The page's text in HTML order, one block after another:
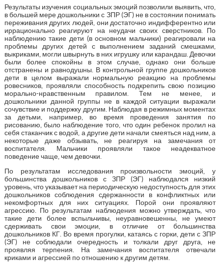
Результаты изучения социальных эмоций позволили выявить, что,
в большей мере дошкольники с ЗПР (ЭГ) не в состоянии понимать
переживания других людей, они достаточно индифферентно или
иррационально реагируют на неудачи своих сверстников. По
наблюдению такие дети (в основном мальчики) реагировали на
проблемы других детей с выполнением заданий смешками,
выкриками, могли швырнуть в них игрушку или карандаш. Девочки
были более спокойны в этом случае, однако они больше
отстранены и равнодушны. В контрольной группе дошкольников
дети в целом выражали нормальную реакцию на проблемы
ровесников, проявляли способность подкрепить свою позицию
морально-нравственным правилом. Тем не менее, и
дошкольники данной группы не в каждой ситуации выражали
сочувствие и поддержку другим. Наблюдая в режимных моментах
за детьми, например, во время проведения занятия по
рисованию, было наблюдение того, что один ребенок пролил на
себя стаканчик с водой, а другие дети начали смеяться над ним, а
некоторые даже обзывать, не реагируя на замечания от
воспитателя. Мальчики проявляли такое неадекватное
поведение чаще, чем девочки.
По результатам исследования произвольности эмоций, у
большинства дошкольников с ЗПР (ЭГ) наблюдался низкий
уровень, что указывает на периодическую недоступность для этих
дошкольников соблюдения сдержанности в конфликтных или
некомфортных для них ситуациях. Порой они проявляют
агрессию. По результатам наблюдения можно утверждать, что
такие дети более вспыльчивы, неуравновешенны, не умеют
сдерживать свои эмоции, в отличие от большинства
дошкольников КГ. Во время прогулки, катаясь с горки, дети с ЗПР
(ЭГ) не соблюдали очередность и толкали друг друга, не
проявляя терпения. На замечания воспитателя отвечали
криками и агрессией по отношению к другим детям.